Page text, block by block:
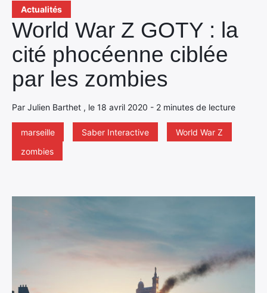
Actualités
World War Z GOTY : la
cité phocéenne ciblée
par les zombies
Par Julien Barthet , le 18 avril 2020 - 2 minutes de lecture
marseille Saber Interactive
World War Z
zombies